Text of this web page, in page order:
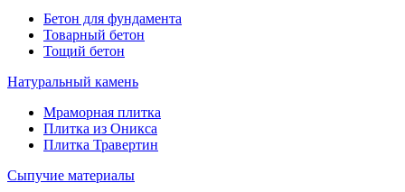
Бетон для фундамента
Товарный бетон
Тощий бетон
Натуральный камень
Мраморная плитка
Плитка из Оникса
Плитка Травертин
Сыпучие материалы